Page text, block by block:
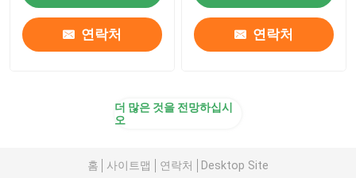
연락처 연락처
더 많은 것을 전망하십시
오
홈 사이트맵 연락처 Desktop Site